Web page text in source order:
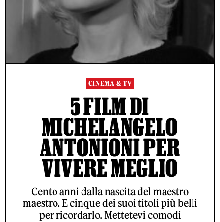
CINEMA & TV
5 FILM DI
MICHELANGELO
ANTONIONI PER
VIVERE MEGLIO
Cento anni dalla nascita del maestro
maestro. E cinque dei suoi titoli più belli
per ricordarlo. Mettetevi comodi